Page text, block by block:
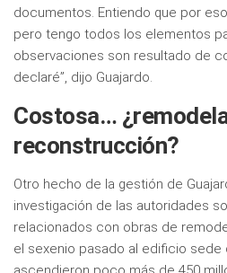
documentos. Entiendo que por
pero tengo todos los elementos
observaciones son resultado de
declaré”, dijo Guajardo.
Costosa…
reconstrucción?
Otro hecho de la gestión de
investigación de las autoridades
relacionados con obras de
el sexenio pasado al edificio sede